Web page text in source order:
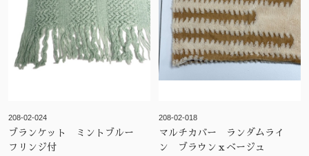
208-02-024
ブランケット ミントブルー
フリンジ付
208-02-018
マルチカバー ランダムライ
ン ブラウンｘベージュ